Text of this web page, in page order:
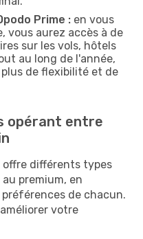
Prime : en vous
vous aurez accès à de
sur les vols, hôtels
au long de l'année,
de flexibilité et de
opérant entre
offre différents types
premium, en
de chacun.
votre